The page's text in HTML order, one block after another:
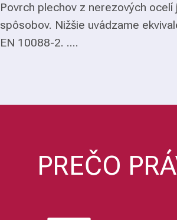
Povrch plechov z nerezových
spôsobov. Nižšie uvádzame
EN 10088-2. ....
PREČO